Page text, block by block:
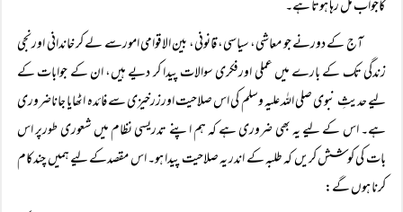
کاجواب مل رہا ہوتا ہے۔
آج کے دورنے جو معاشی، سیاسی، قانونی، بین الاقوامی امورسے لے کر خاندانی اورنجی
زندگی تک کے بارے میں عملی اورفکری سوالات پیدا کر دیے ہیں، ان کے جوابات کے
لیے حدیثِ نبوی صلی اللہ علیہ وسلم کی اس صلاحیت اورزرخیزی سے فائدہ اٹھایا جاناضروری
ہے۔ اس کے لیے یہ بھی ضروری ہے کہ ہم اپنے تدریسی نظام میں شعوری طورپر اس
بات کی کوشش کریں کہ طلبہ کے اندر یہ صلاحیت پیدا ہو۔ اس مقصدکے لیے ہمیں چندکام
کرنا ہوں گے: